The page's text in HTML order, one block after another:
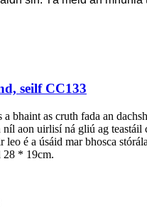
seilf CC133
as cruth fada an
aon uirlisí ná gliú ag
é a úsáid mar bhosca
28 * 19cm.